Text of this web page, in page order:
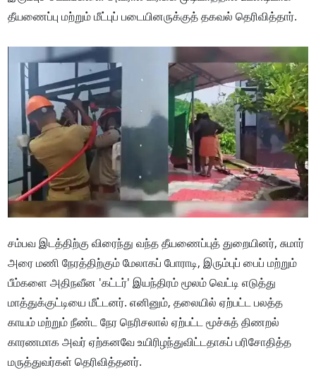
தீயணைப்பு மற்றும் மீட்புப் படையினருக்குத் தகவல் தெரிவித்தார்.
சம்பவ இடத்திற்கு விரைந்து வந்த தீயணைப்புத் துறையினர், சுமார்
அரை மணி நேரத்திற்கும் மேலாகப் போராடி, இரும்புப் பைப் மற்றும்
பீம்களை அதிநவீன 'கட்டர்' இயந்திரம் மூலம் வெட்டி எடுத்து
மாத்துக்குட்டியை மீட்டனர். எனினும், தலையில் ஏற்பட்ட பலத்த
காயம் மற்றும் நீண்ட நேர நெரிசலால் ஏற்பட்ட மூச்சுத் திணறல்
காரணமாக அவர் ஏற்கனவே உயிரிழந்துவிட்டதாகப் பரிசோதித்த
மருத்துவர்கள் தெரிவித்தனர்.